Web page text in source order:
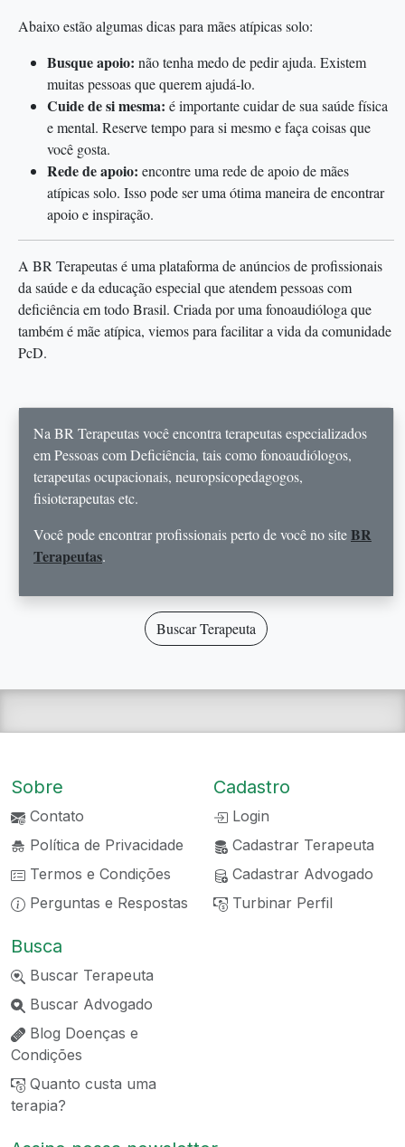
Abaixo estão algumas dicas para mães atípicas solo:
Busque apoio: não tenha medo de pedir ajuda. Existem
muitas pessoas que querem ajudá-lo.
Cuide de si mesma: é importante cuidar de sua saúde física
e mental. Reserve tempo para si mesmo e faça coisas que
você gosta.
Rede de apoio: encontre uma rede de apoio de mães
atípicas solo. Isso pode ser uma ótima maneira de encontrar
apoio e inspiração.
A BR Terapeutas é uma plataforma de anúncios de profissionais
da saúde e da educação especial que atendem pessoas com
deficiência em todo Brasil. Criada por uma fonoaudióloga que
também é mãe atípica, viemos para facilitar a vida da comunidade
PcD.
Na BR Terapeutas você encontra terapeutas especializados
em Pessoas com Deficiência, tais como fonoaudiólogos,
terapeutas ocupacionais, neuropsicopedagogos,
fisioterapeutas etc.
Você pode encontrar profissionais perto de você no siteBR
Terapeutas.
Buscar Terapeuta
Sobre
Contato
Política de Privacidade
Termos e Condições
Perguntas e Respostas
Cadastro
Login
Cadastrar Terapeuta
Cadastrar Advogado
Turbinar Perfil
Busca
Buscar Terapeuta
Buscar Advogado
Blog Doenças e
Condições
Quanto custa uma
terapia?